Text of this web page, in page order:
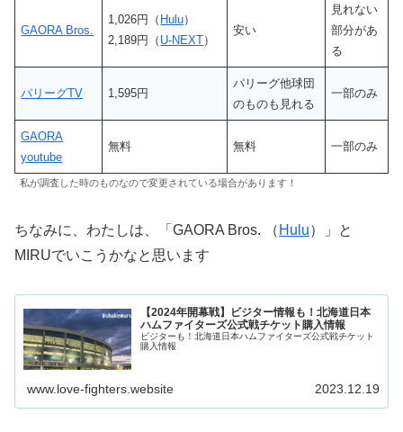
GAORA Bros.
1,026円（ Hulu）
2,189円（ U-NEXT）
安い
見れない
部分があ
る
パリーグTV 1,595円
パリーグ他球団
のものも見れる
一部のみ
GAORA
youtube
無料 無料 一部のみ
私が調査した時のものなので変更されている場合があります！
ちなみに、わたしは、「GAORA Bros. （ Hulu）」と
MIRUでいこうかなと思います
【2024年開幕戦】ビジター情報も！北海道日本
ハムファイターズ公式戦チケット購入情報
ビジターも！北海道日本ハムファイターズ公式戦チケット
購入情報
www.love-fighters.website 2023.12.19